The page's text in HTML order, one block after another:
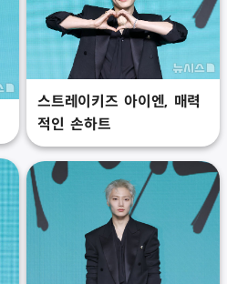
스트레이키즈 아이엔, 매력
적인 손하트